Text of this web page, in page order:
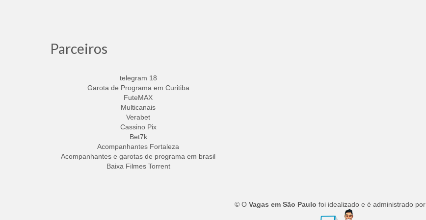
Parceiros
telegram 18
Garota de Programa em Curitiba
FuteMAX
Multicanais
Verabet
Cassino Pix
Bet7k
Acompanhantes Fortaleza
Acompanhantes e garotas de programa em brasil
Baixa Filmes Torrent
© O Vagas em São Paulo foi idealizado e é administrado por